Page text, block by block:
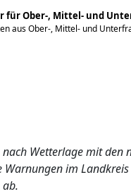
für Ober-, Mittel- und
aus Ober-, Mittel- und
Wetterlage mit den
Warnungen im
ab.